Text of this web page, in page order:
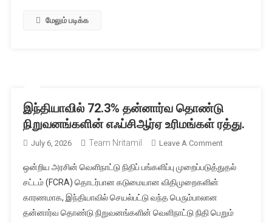
மேலும் படிக்க
இந்தியாவில் 72.3% தன்னார்வ தொண்டு
நிறுவனங்களின் எஃப்சிஆர்ஏ உரிமங்கள் ரத்து.
July 6, 2026 Team Nritamil Leave A CommentOn
72.3%
ஒன்றிய அரசின் வெளிநாட்டு நிதிப் பங்களிப்பு முறைப்படுத்துதல்
சட்டம் (FCRA) தொடர்பான கடுமையான விதிமுறைகளின்
காரணமாக, இந்தியாவில் செயல்பட்டு வந்த பெரும்பாலான
தன்னார்வ தொண்டு நிறுவனங்களின் வெளிநாட்டு நிதி பெறும்